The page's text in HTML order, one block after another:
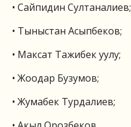
• Сайпидин Султаналиев;
• Тыныстан Асыпбеков;
• Максат Тажибек уулу;
• Жоодар Бузумов;
• Жумабек Турдалиев;